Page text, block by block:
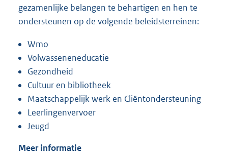
gezamenlijke belangen te behartigen en hen te
ondersteunen op de volgende beleidsterreinen:
Wmo
Volwasseneneducatie
Gezondheid
Cultuur en bibliotheek
Maatschappelijk werk en Cliëntondersteuning
Leerlingenvervoer
Jeugd
Meer informatie